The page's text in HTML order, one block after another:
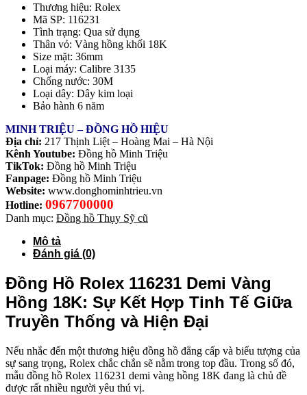
Thương hiệu: Rolex
Mã SP: 116231
Tình trạng: Qua sử dụng
Thân vỏ: Vàng hồng khối 18K
Size mặt: 36mm
Loại máy: Calibre 3135
Chống nước: 30M
Loại dây: Dây kim loại
Bảo hành 6 năm
MINH TRIỆU – ĐỒNG HỒ HIỆU
Địa chỉ: 217 Thịnh Liệt – Hoàng Mai – Hà Nội
Kênh Youtube: Đồng hồ Minh Triệu
TikTok: Đồng hồ Minh Triệu
Fanpage: Đồng hồ Minh Triệu
Website: www.donghominhtrieu.vn
Hotline: 0967700000
Danh mục: Đồng hồ Thụy Sỹ cũ
Mô tả
Đánh giá (0)
Đồng Hồ Rolex 116231 Demi Vàng
Hồng 18K: Sự Kết Hợp Tinh Tế Giữa
Truyền Thống và Hiện Đại
Nếu nhắc đến một thương hiệu đồng hồ đẳng cấp và biểu tượng của
sự sang trọng, Rolex chắc chắn sẽ nằm trong top đầu. Trong số đó,
mẫu đồng hồ Rolex 116231 demi vàng hồng 18K đang là chủ đề
được rất nhiều người yêu thú vị.